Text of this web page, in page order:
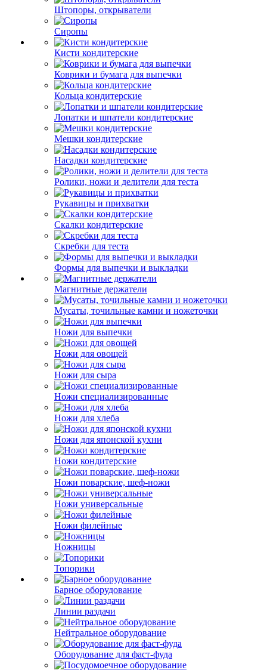
Штопоры, открыватели
Сиропы
Кисти кондитерские
Коврики и бумага для выпечки
Кольца кондитерские
Лопатки и шпатели кондитерские
Мешки кондитерские
Насадки кондитерские
Ролики, ножи и делители для теста
Рукавицы и прихватки
Скалки кондитерские
Скребки для теста
Формы для выпечки и выкладки
Магнитные держатели
Мусаты, точильные камни и ножеточки
Ножи для выпечки
Ножи для овощей
Ножи для сыра
Ножи специализированные
Ножи для хлеба
Ножи для японской кухни
Ножи кондитерские
Ножи поварские, шеф-ножи
Ножи универсальные
Ножи филейные
Ножницы
Топорики
Барное оборудование
Линии раздачи
Нейтральное оборудование
Оборудование для фаст-фуда